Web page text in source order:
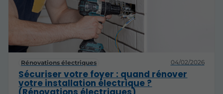
Rénovations électriques 04/02/2026
Sécuriser votre foyer : quand rénover
votre installation électrique ?